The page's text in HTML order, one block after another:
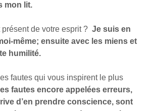
mon lit.
présent de votre esprit ? Je suis en
même; ensuite avec les miens et
humilité.
fautes qui vous inspirent le plus
fautes encore appelées erreurs,
d’en prendre conscience, sont